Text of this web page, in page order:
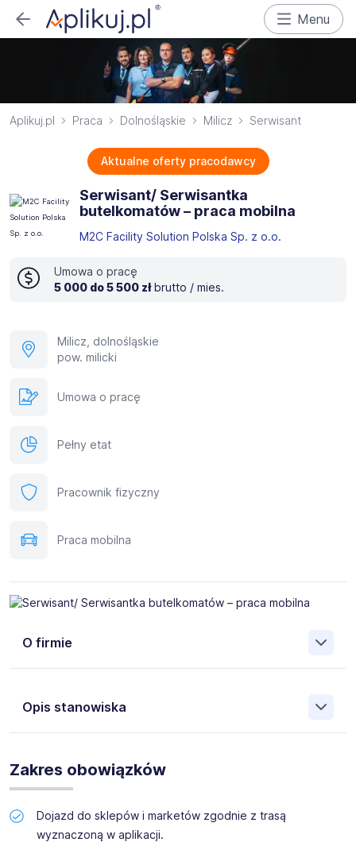
Menu
Aplikuj.pl Praca Dolnośląskie Milicz Serwisant
Aktualne oferty pracodawcy
Serwisant/ Serwisantka
butelkomatów – praca mobilna
M2C Facility Solution Polska Sp. z o.o.
Umowa o pracę
5 000 do 5 500 zł brutto / mies.
Milicz, dolnośląskie
pow. milicki
Umowa o pracę
Pełny etat
Pracownik fizyczny
Praca mobilna
O firmie
Opis stanowiska
na trzech kontynentach. Działamy od blisko 30 lat. W
Polsce świadczymy głównie usługi związane z ochroną
obiektów. W związku z rozwojem poszukujemy do
zespołu kandydatów do pracy na stanowisko:
Zakres obowiązków
Dojazd do sklepów i marketów zgodnie z trasą
wyznaczoną w aplikacji.